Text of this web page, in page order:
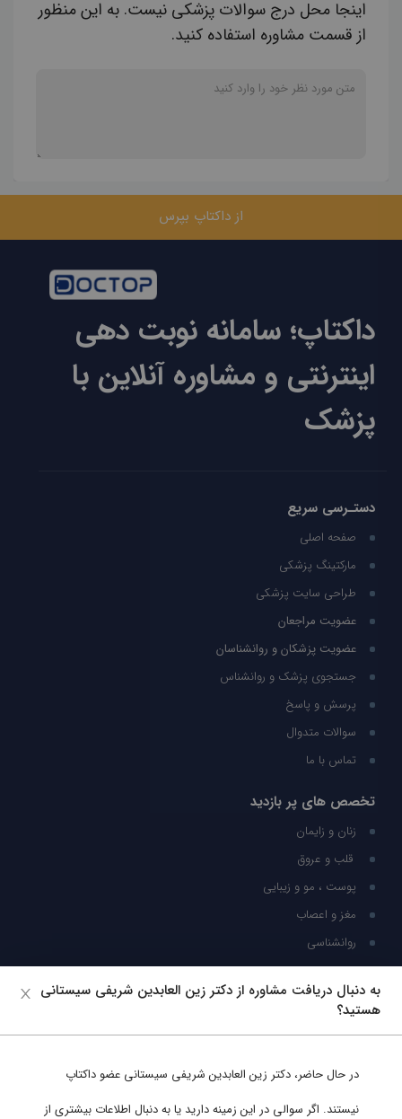
اینجا محل درج سوالات پزشکی نیست. به این منظور
از قسمت مشاوره استفاده کنید.
از داکتاپ بپرس
داکتاپ؛ سامانه نوبت دهی
اینترنتی و مشاوره آنلاین با
پزشک
دستـرسی سریع
صفحه اصلی
مارکتینگ پزشکی
طراحی سایت پزشکی
عضویت مراجعان
عضویت پزشکان و روانشناسان
جستجوی پزشک و روانشناس
پرسش و پاسخ
سوالات متدوال
تماس با ما
تخصص های پر بازدید
زنان و زایمان
قلب و عروق
پوست ، مو و زیبایی
مغز و اعصاب
روانشناسی
شبکه های اجتماعی
ما را در شبکه های اجتماعی دنبال کنید
به دنبال دریافت مشاوره از دکتر زین العابدین شریفی سیستانی
هستید؟
در حال حاضر، دکتر زین العابدین شریفی سیستانی عضو داکتاپ
نیستند. اگر سوالی در این زمینه دارید یا به دنبال اطلاعات بیشتری از